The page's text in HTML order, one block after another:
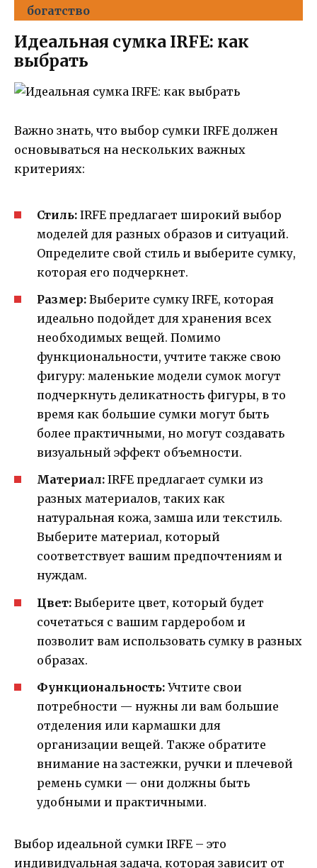
богатство
Идеальная сумка IRFE: как
выбрать
Важно знать, что выбор сумки IRFE должен
основываться на нескольких важных
критериях:
Стиль: IRFE предлагает широкий выбор
моделей для разных образов и ситуаций.
Определите свой стиль и выберите сумку,
которая его подчеркнет.
Размер: Выберите сумку IRFE, которая
идеально подойдет для хранения всех
необходимых вещей. Помимо
функциональности, учтите также свою
фигуру: маленькие модели сумок могут
подчеркнуть деликатность фигуры, в то
время как большие сумки могут быть
более практичными, но могут создавать
визуальный эффект объемности.
Материал: IRFE предлагает сумки из
разных материалов, таких как
натуральная кожа, замша или текстиль.
Выберите материал, который
соответствует вашим предпочтениям и
нуждам.
Цвет: Выберите цвет, который будет
сочетаться с вашим гардеробом и
позволит вам использовать сумку в разных
образах.
Функциональность: Учтите свои
потребности — нужны ли вам большие
отделения или кармашки для
организации вещей. Также обратите
внимание на застежки, ручки и плечевой
ремень сумки — они должны быть
удобными и практичными.
Выбор идеальной сумки IRFE – это
индивидуальная задача, которая зависит от